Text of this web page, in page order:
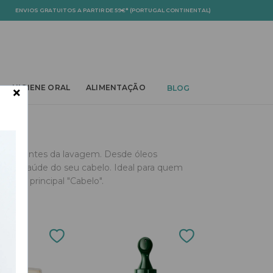
ENVIOS GRATUITOS A PARTIR DE 59€* (PORTUGAL CONTINENTAL)
DROPDOWN
HIGIENE ORAL TOGGLE DROPDOWN
ALIMENTAÇÃOTOGGLE DROPDOWN
BLOG
antes da lavagem. Desde óleos
a saúde do seu cabelo. Ideal para quem
principal "Cabelo".
×